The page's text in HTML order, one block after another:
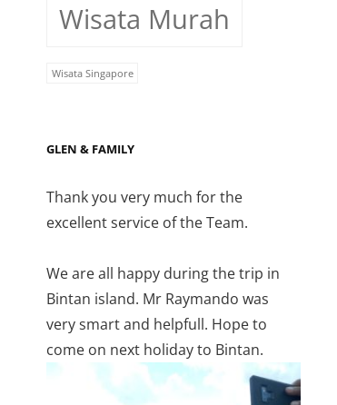
Wisata Murah
Wisata Singapore
GLEN & FAMILY
Thank you very much for the
excellent service of the Team.
We are all happy during the trip in
Bintan island. Mr Raymando was
very smart and helpfull. Hope to
come on next holiday to Bintan.